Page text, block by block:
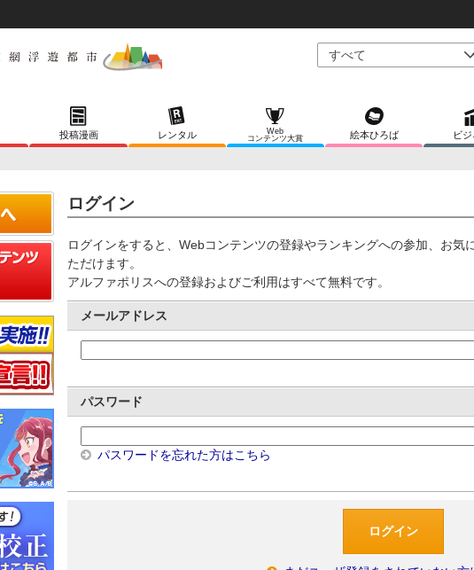
投稿漫画 レンタル
Web
コンテンツ大賞
絵本ひろば ビ
ログイン
ログインをすると、Webコンテンツの登録やランキングへの参加、お気
ただけます。
アルファポリスへの登録およびご利用はすべて無料です。
メールアドレス
パスワード
パスワードを忘れた方はこちら